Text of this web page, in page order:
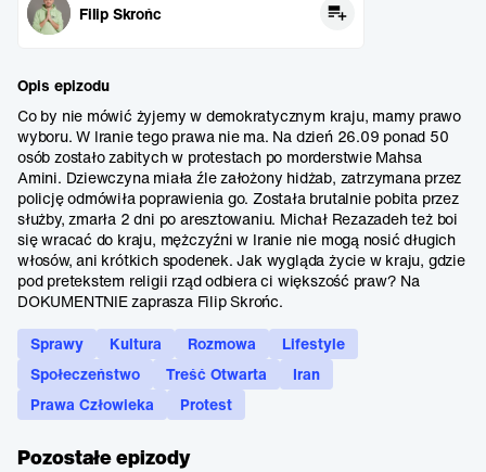
Filip Skrońc
Opis epizodu
Co by nie mówić żyjemy w demokratycznym kraju, mamy prawo
wyboru. W Iranie tego prawa nie ma. Na dzień 26.09 ponad 50
osób zostało zabitych w protestach po morderstwie Mahsa
Amini. Dziewczyna miała źle założony hidżab, zatrzymana przez
policję odmówiła poprawienia go. Została brutalnie pobita przez
służby, zmarła 2 dni po aresztowaniu. Michał Rezazadeh też boi
się wracać do kraju, mężczyźni w Iranie nie mogą nosić długich
włosów, ani krótkich spodenek. Jak wygląda życie w kraju, gdzie
pod pretekstem religii rząd odbiera ci większość praw? Na
DOKUMENTNIE zaprasza Filip Skrońc.
Sprawy
Kultura Rozmowa
Lifestyle
Społeczeństwo
Treść Otwarta
Iran
Prawa Człowieka
Protest
Pozostałe epizody